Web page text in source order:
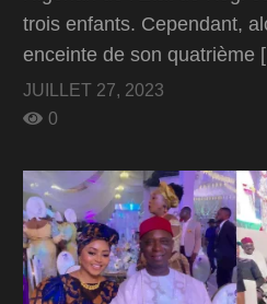
trois enfants. Cependant,
enceinte de son quatrième
JUILLET 27, 2023
0